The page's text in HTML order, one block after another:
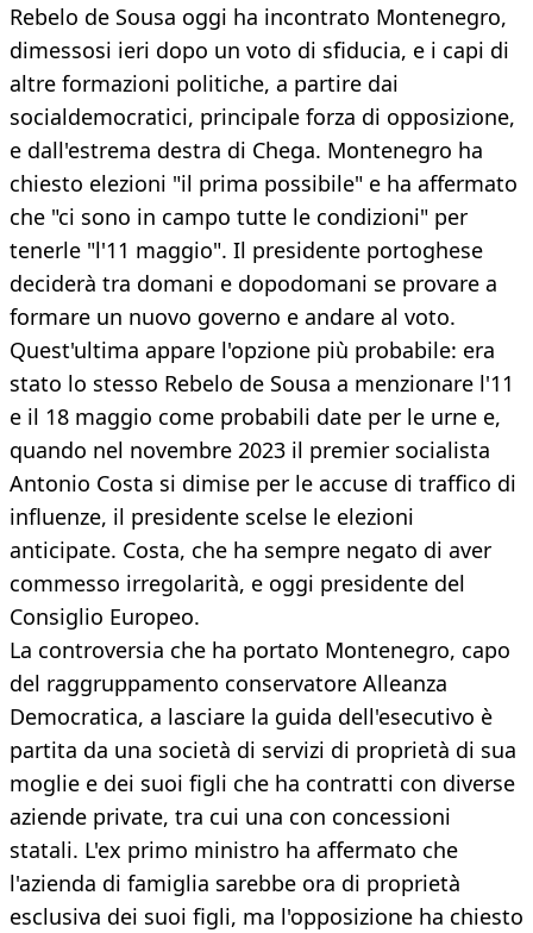
Rebelo de Sousa oggi ha incontrato Montenegro,
dimessosi ieri dopo un voto di sfiducia, e i capi di
altre formazioni politiche, a partire dai
socialdemocratici, principale forza di opposizione,
e dall'estrema destra di Chega. Montenegro ha
chiesto elezioni "il prima possibile" e ha affermato
che "ci sono in campo tutte le condizioni" per
tenerle "l'11 maggio". Il presidente portoghese
deciderà tra domani e dopodomani se provare a
formare un nuovo governo e andare al voto.
Quest'ultima appare l'opzione più probabile: era
stato lo stesso Rebelo de Sousa a menzionare l'11
e il 18 maggio come probabili date per le urne e,
quando nel novembre 2023 il premier socialista
Antonio Costa si dimise per le accuse di traffico di
influenze, il presidente scelse le elezioni
anticipate. Costa, che ha sempre negato di aver
commesso irregolarità, e oggi presidente del
Consiglio Europeo.
La controversia che ha portato Montenegro, capo
del raggruppamento conservatore Alleanza
Democratica, a lasciare la guida dell'esecutivo è
partita da una società di servizi di proprietà di sua
moglie e dei suoi figli che ha contratti con diverse
aziende private, tra cui una con concessioni
statali. L'ex primo ministro ha affermato che
l'azienda di famiglia sarebbe ora di proprietà
esclusiva dei suoi figli, ma l'opposizione ha chiesto